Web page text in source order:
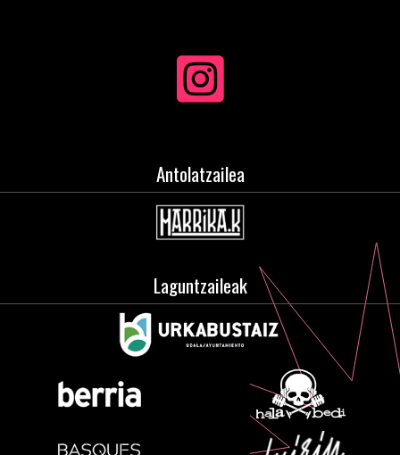
Antolatzailea
Laguntzaileak